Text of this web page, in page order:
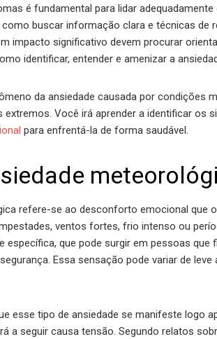
é fundamental para lidar
buscar informação clara e técnicas de
impacto significativo devem procurar
identificar, entender e amenizar a
da ansiedade causada por condições
Você irá aprender a identificar os
para enfrentá-la de forma saudável.
refere-se ao desconforto emocional que
ventos fortes, frio intenso ou
específica, que pode surgir em pessoas
Essa sensação pode variar de
esse tipo de ansiedade se manifeste logo
a seguir causa tensão. Segundo relatos